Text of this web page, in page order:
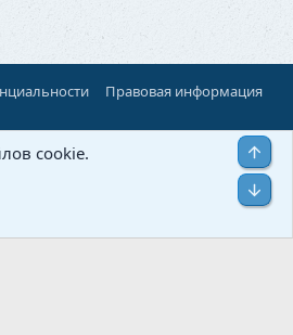
Правовая информация
cookie.